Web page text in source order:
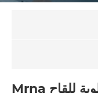
كانت المناعة الخلطية والخلوية للقاح Mrna